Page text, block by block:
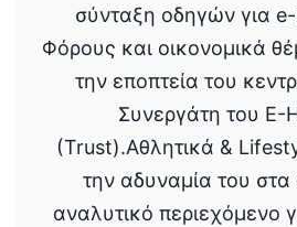
σύνταξη οδηγών για
Φόρους και οικονομικά
την εποπτεία του
Συνεργάτη του E-
(Trust).Αθλητικά &
την αδυναμία του στα
αναλυτικό περιεχόμενο